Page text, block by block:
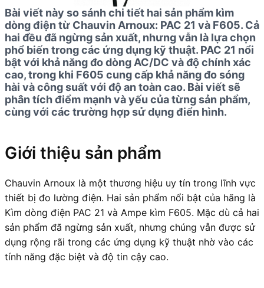
Bài viết này so sánh chi tiết hai sản phẩm kìm
dòng điện từ Chauvin Arnoux: PAC 21 và F605. Cả
hai đều đã ngừng sản xuất, nhưng vẫn là lựa chọn
phổ biến trong các ứng dụng kỹ thuật. PAC 21 nổi
bật với khả năng đo dòng AC/DC và độ chính xác
cao, trong khi F605 cung cấp khả năng đo sóng
hài và công suất với độ an toàn cao. Bài viết sẽ
phân tích điểm mạnh và yếu của từng sản phẩm,
cùng với các trường hợp sử dụng điển hình.
Giới thiệu sản phẩm
Chauvin Arnoux là một thương hiệu uy tín trong lĩnh vực
thiết bị đo lường điện. Hai sản phẩm nổi bật của hãng là
Kìm dòng điện PAC 21 và Ampe kìm F605. Mặc dù cả hai
sản phẩm đã ngừng sản xuất, nhưng chúng vẫn được sử
dụng rộng rãi trong các ứng dụng kỹ thuật nhờ vào các
tính năng đặc biệt và độ tin cậy cao.